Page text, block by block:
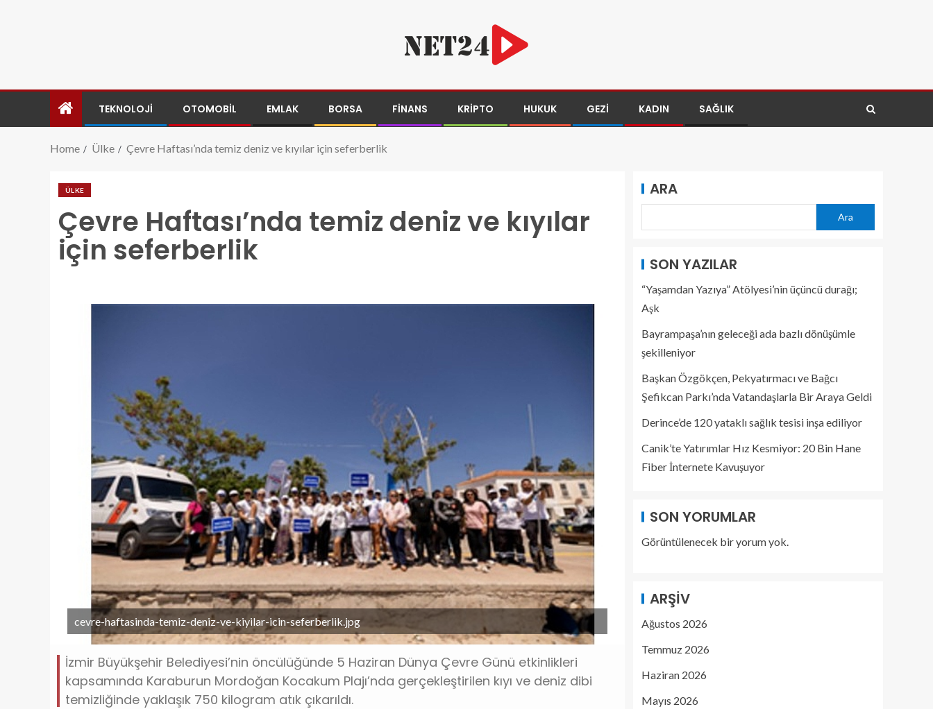
TEKNOLOJI OTOMOBIL EMLAK BORSA FINANS KRIPTO HUKUK GEZI KADIN SAĞLIK
Home Ülke Çevre Haftası’nda temiz deniz ve kıyılar için seferberlik
ÜLKE
Çevre Haftası’nda temiz deniz ve kıyılar
için seferberlik
cevre-haftasinda-temiz-deniz-ve-kiyilar-icin-seferberlik.jpg
İzmir Büyükşehir Belediyesi’nin öncülüğünde 5 Haziran Dünya Çevre Günü etkinlikleri
kapsamında Karaburun Mordoğan Kocakum Plajı’nda gerçekleştirilen kıyı ve deniz dibi
temizliğinde yaklaşık 750 kilogram atık çıkarıldı.
ARA
Ara
SON YAZILAR
“Yaşamdan Yazıya” Atölyesi’nin üçüncü durağı;
Aşk
Bayrampaşa’nın geleceği ada bazlı dönüşümle
şekilleniyor
Başkan Özgökçen, Pekyatırmacı ve Bağcı
Şefikcan Parkı’nda Vatandaşlarla Bir Araya Geldi
Derince’de 120 yataklı sağlık tesisi inşa ediliyor
Canik’te Yatırımlar Hız Kesmiyor: 20 Bin Hane
Fiber İnternete Kavuşuyor
SON YORUMLAR
Görüntülenecek bir yorum yok.
ARŞIV
Ağustos 2026
Temmuz 2026
Haziran 2026
Mayıs 2026